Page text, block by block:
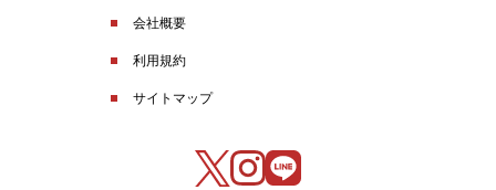
会社概要
利用規約
サイトマップ